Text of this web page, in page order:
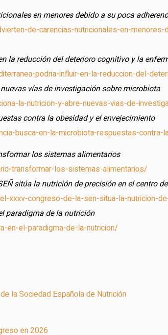
en menores debido a su poca
de-carencias-nutricionales-en-menores-
la reducción del deterioro cognitivo y la
podria-influir-en-la-reduccion-del-
vías de investigación sobre microbiota
la-nutricion-y-abre-nuevas-vias-de-
contra la obesidad y el envejecimiento
busca-en-la-microbiota-respuestas-contra-
los sistemas alimentarios
transformar-los-sistemas-alimentarios/
sitúa la nutrición de precisión en el centro
xxxv-congreso-de-la-sen-situa-la-nutricion-
paradigma de la nutrición
en-el-paradigma-de-la-nutricion/
la Sociedad Española de Nutrición
en 2026